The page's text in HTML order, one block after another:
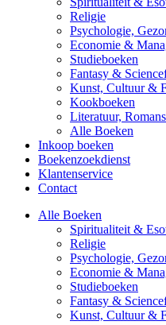
Religie
Psychologie,
Economie &
Studieboeken
Fantasy &
Kunst, Cultuur &
Kookboeken
Literatuur,
Alle Boeken
Inkoop boeken
Boekenzoekdienst
Klantenservice
Contact
Alle Boeken
Spiritualiteit &
Religie
Psychologie,
Economie &
Studieboeken
Fantasy &
Kunst, Cultuur &